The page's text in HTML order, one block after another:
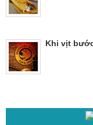
Khi vịt